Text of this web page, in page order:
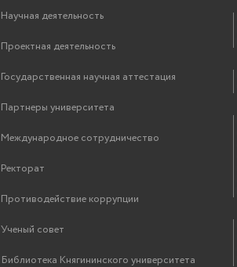
Научная деятельность
Проектная деятельность
Государственная научная аттестация
Партнеры университета
Международное сотрудничество
Ректорат
Противодействие коррупции
Ученый совет
Библиотека Княгининского университета